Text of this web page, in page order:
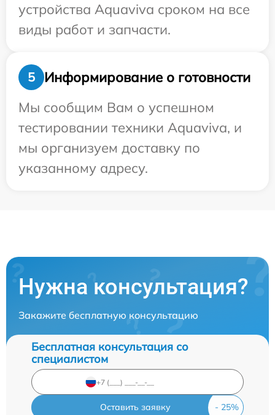
устройства Aquaviva сроком на все
виды работ и запчасти.
5
Информирование о готовности
Мы сообщим Вам о успешном
тестировании техники Aquaviva, и
мы организуем доставку по
указанному адресу.
Нужна консультация?
Закажите бесплатную консультацию
Бесплатная консультация со
специалистом
Оставить заявку